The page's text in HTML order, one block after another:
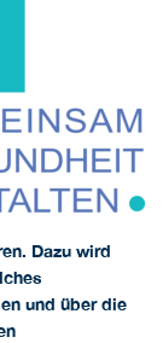
Dazu wird
und über die